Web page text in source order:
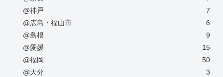
@神戸
7
@広島・福山市
6
@島根
9
@愛媛
15
@福岡
50
@大分
3